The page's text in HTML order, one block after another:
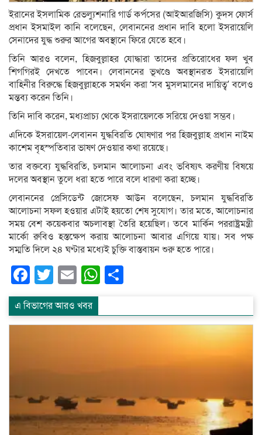
ইরানের ইসলামিক রেভল্যুশনারি গার্ড কর্পসের (আইআরজিসি) কুদস ফোর্স
প্রধান ইসমাইল কানি বলেছেন, লেবাননের প্রধান দাবি হলো ইসরায়েলি
সেনাদের যুদ্ধ শুরুর আগের অবস্থানে ফিরে যেতে হবে।
তিনি আরও বলেন, হিজবুল্লাহর যোদ্ধারা তাদের প্রতিরোধের ফল খুব
শিগগিরই দেখতে পাবেন। লেবাননের ভূখণ্ডে অবস্থানরত ইসরায়েলি
বাহিনীর বিরুদ্ধে হিজবুল্লাহকে সমর্থন করা ‘সব মুসলমানের দায়িত্ব’ বলেও
মন্তব্য করেন তিনি।
তিনি দাবি করেন, মধ্যপ্রাচ্য থেকে ইসরায়েলকে সরিয়ে দেওয়া সম্ভব।
এদিকে ইসরায়েল-লেবানন যুদ্ধবিরতি ঘোষণার পর হিজবুল্লাহ প্রধান নাইম
কাশেম বৃহস্পতিবার ভাষণ দেওয়ার কথা রয়েছে।
তার বক্তব্যে যুদ্ধবিরতি, চলমান আলোচনা এবং ভবিষ্যৎ করণীয় বিষয়ে
দলের অবস্থান তুলে ধরা হতে পারে বলে ধারণা করা হচ্ছে।
লেবাননের প্রেসিডেন্ট জোসেফ আউন বলেছেন, চলমান যুদ্ধবিরতি
আলোচনা সফল হওয়ার এটাই হয়তো শেষ সুযোগ। তার মতে, আলোচনার
সময় বেশ কয়েকবার অচলাবস্থা তৈরি হয়েছিল। তবে মার্কিন পররাষ্ট্রমন্ত্রী
মার্কো রুবিও হস্তক্ষেপ করায় আলোচনা আবার এগিয়ে যায়। সব পক্ষ
সম্মতি দিলে ২৪ ঘণ্টার মধ্যেই চুক্তি বাস্তবায়ন শুরু হতে পারে।
Facebook
Twitter
EmailWhatsApp
এ বিভাগের আরও খবর